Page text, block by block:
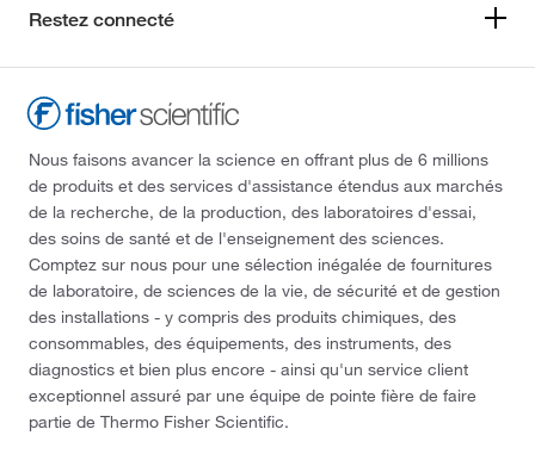
Restez connecté
Nous faisons avancer la science en offrant plus de 6 millions
de produits et des services d'assistance étendus aux marchés
de la recherche, de la production, des laboratoires d'essai,
des soins de santé et de l'enseignement des sciences.
Comptez sur nous pour une sélection inégalée de fournitures
de laboratoire, de sciences de la vie, de sécurité et de gestion
des installations - y compris des produits chimiques, des
consommables, des équipements, des instruments, des
diagnostics et bien plus encore - ainsi qu'un service client
exceptionnel assuré par une équipe de pointe fière de faire
partie de Thermo Fisher Scientific.